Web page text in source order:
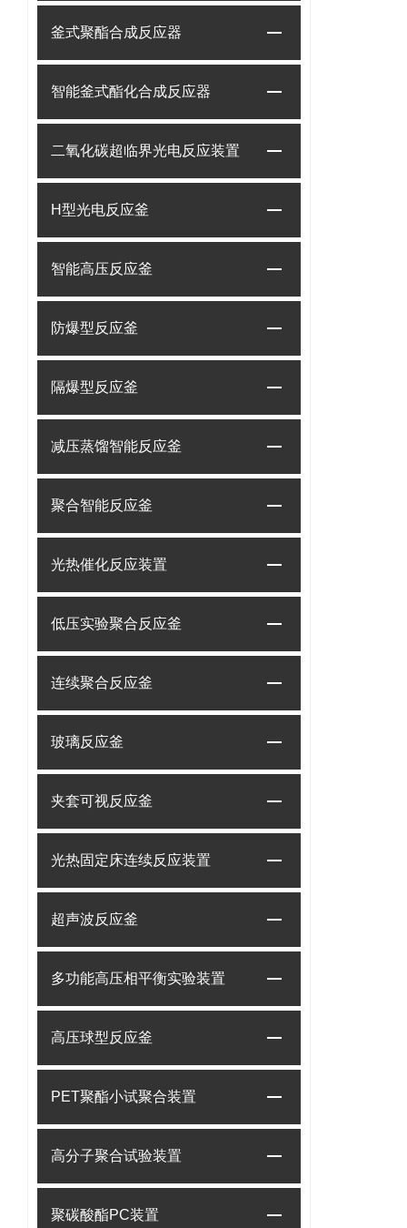
釜式聚酯合成反应器
智能釜式酯化合成反应器
二氧化碳超临界光电反应装置
H型光电反应釜
智能高压反应釜
防爆型反应釜
隔爆型反应釜
减压蒸馏智能反应釜
聚合智能反应釜
光热催化反应装置
低压实验聚合反应釜
连续聚合反应釜
玻璃反应釜
夹套可视反应釜
光热固定床连续反应装置
超声波反应釜
多功能高压相平衡实验装置
高压球型反应釜
PET聚酯小试聚合装置
高分子聚合试验装置
聚碳酸酯PC装置